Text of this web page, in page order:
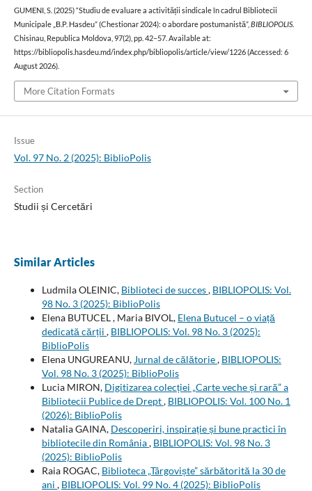
GUMENI, S. (2025) “Studiu de evaluare a activității sindicale în cadrul Bibliotecii
Municipale „B.P. Hasdeu” (Chestionar 2024): o abordare postumanistă”, BIBLIOPOLIS.
Chisinau, Republica Moldova, 97(2), pp. 42–57. Available at:
https://bibliopolis.hasdeu.md/index.php/bibliopolis/article/view/1226 (Accessed: 6
August 2026).
More Citation Formats
Issue
Vol. 97 No. 2 (2025): BiblioPolis
Section
Studii și Cercetări
Similar Articles
Ludmila OLEINIC, Biblioteci de succes, BIBLIOPOLIS: Vol.
98 No. 3 (2025): BiblioPolis
Elena BUTUCEL , Maria BIVOL, Elena Butucel – o viață
dedicată cărții , BIBLIOPOLIS: Vol. 98 No. 3 (2025):
BiblioPolis
Elena UNGUREANU, Jurnal de călătorie, BIBLIOPOLIS:
Vol. 98 No. 3 (2025): BiblioPolis
Lucia MIRON, Digitizarea colecției „Carte veche și rară” a
Bibliotecii Publice de Drept, BIBLIOPOLIS: Vol. 100 No. 1
(2026): BiblioPolis
Natalia GAINA, Descoperiri, inspirație și bune practici în
bibliotecile din România, BIBLIOPOLIS: Vol. 98 No. 3
(2025): BiblioPolis
Raia ROGAC, Biblioteca „Târgoviște” sărbătorită la 30 de
ani , BIBLIOPOLIS: Vol. 99 No. 4 (2025): BiblioPolis